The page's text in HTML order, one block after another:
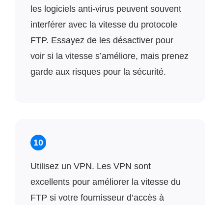
les logiciels anti-virus peuvent souvent
interférer avec la vitesse du protocole
FTP. Essayez de les désactiver pour
voir si la vitesse s’améliore, mais prenez
garde aux risques pour la sécurité.
10
Utilisez un VPN. Les VPN sont
excellents pour améliorer la vitesse du
FTP si votre fournisseur d’accès à